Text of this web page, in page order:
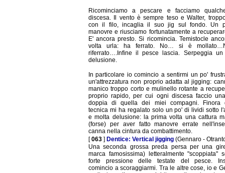
Ricominciamo a pescare e facciamo
discesa. Il vento è sempre teso e Walter,
con il filo, incaglia il suo jig sul fondo. Un
manovre e riusciamo fortunatamente a
E' ancora presto. Si ricomincia. Temistocle
volta urla: ha ferrato. No… si è
riferrato….Infine il pesce lascia. Serpeggia
delusione.
In particolare io comincio a sentirmi un po'
un'attrezzatura non proprio adatta al jigging:
manico troppo corto e mulinello rotante a
proprio rapido, per cui ogni discesa faccio
doppia di quella dei miei compagni. Finora
tecnica mi ha regalato solo un po' di lividi sotto
e molta delusione: la prima volta una cattura
(forse) per aver fatto manovre errate
canna nella cintura da combattimento.
[063 ] Dentice: Vertical jigging (Gennaro -
Una seconda grossa preda persa per una
marca famosissima) letteralmente "scoppiata"
forte pressione delle testate del pesce.
comincio a scoraggiarmi. Tra le altre cose, io e